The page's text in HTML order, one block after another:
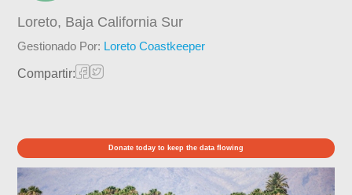
Loreto, Baja California Sur
Gestionado Por: Loreto Coastkeeper
Compartir:
Donate today to keep the data flowing